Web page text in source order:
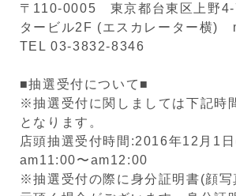
〒110-0005 東京都台東区上野4-
タービル2F (エスカレーター横)
TEL 03-3832-8346
■抽選受付について■
※抽選受付に関しましては下記時
となります。
店頭抽選受付時間:2016年12月1
am11:00〜am12:00
※抽選受付の際に身分証明書(顔写